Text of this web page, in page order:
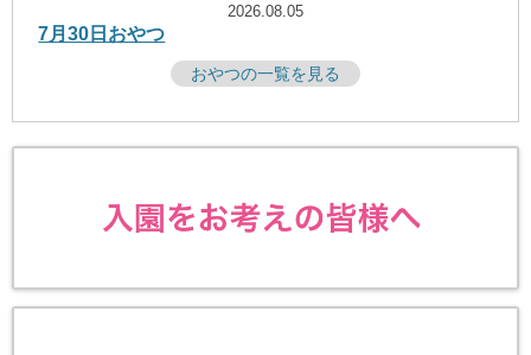
2026.08.05
7月30日おやつ
おやつの一覧を見る